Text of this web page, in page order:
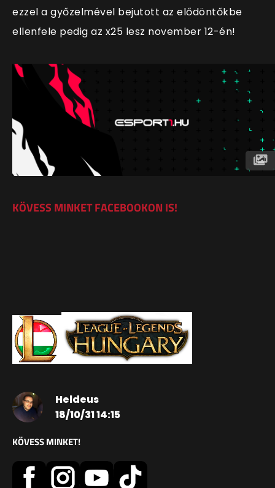
ezzel a győzelmével bejutott az elődöntőkbe
ellenfele pedig az x25 lesz november 12-én!
KÖVESS MINKET FACEBOOKON IS!
Heldeus
18/10/31 14:15
KÖVESS MINKET!